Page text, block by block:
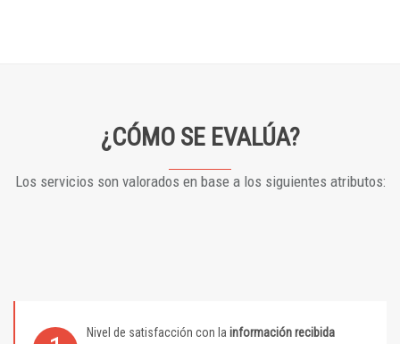
¿CÓMO SE EVALÚA?
Los servicios son valorados en base a los siguientes atributos:
Nivel de satisfacción con la información recibida